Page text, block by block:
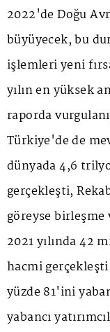
2022'de Doğu
büyüyecek, bu
işlemleri yeni
yılın en yüksek
raporda
Türkiye'de de
dünyada 4,6
gerçekleşti,
göreyse
2021 yılında 42
hacmi
yüzde 81'ini
yabancı